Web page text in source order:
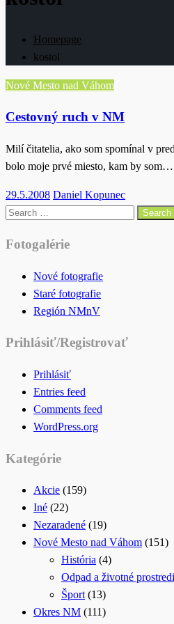
Homepage
kostol
Nové Mesto nad Váhom
Cestovný ruch v NM
Milí čitatelia, ako som spomínal v
bolo moje prvé miesto, kam by som…
Posted
on
29.5.2008 Daniel Kopunec
Search
Fotogalérie
Nové fotografie
Staré fotografie
Región NMnV
Prihlásiť/Registrovať
Prihlásiť
Entries feed
Comments feed
WordPress.org
Kategórie
Akcie (159)
Iné (22)
Nezaradené (19)
Nové Mesto nad Váhom (151)
História (4)
Odpad a životné
Šport (13)
Okres NM (111)